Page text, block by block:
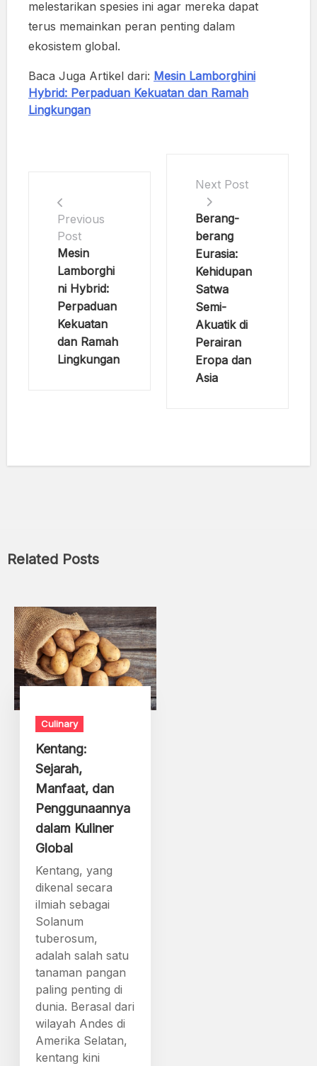
melestarikan spesies ini agar mereka dapat
terus memainkan peran penting dalam
ekosistem global.
Baca Juga Artikel dari: Mesin Lamborghini
Hybrid: Perpaduan Kekuatan dan Ramah
Lingkungan
Previous
Post
Mesin
Lamborghi
ni Hybrid:
Perpaduan
Kekuatan
dan Ramah
Lingkungan
Next Post
Berang-
berang
Eurasia:
Kehidupan
Satwa
Semi-
Akuatik di
Perairan
Eropa dan
Asia
Related Posts
Culinary
Kentang:
Sejarah,
Manfaat, dan
Penggunaannya
dalam Kuliner
Global
Kentang, yang
dikenal secara
ilmiah sebagai
Solanum
tuberosum,
adalah salah satu
tanaman pangan
paling penting di
dunia. Berasal dari
wilayah Andes di
Amerika Selatan,
kentang kini